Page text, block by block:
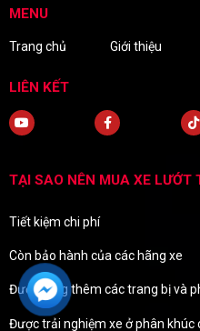
MENU
Trang chủ Giới thiệu
LIÊN KẾT
TẠI SAO NÊN MUA XE LƯỚT
Tiết kiệm chi phí
Còn bảo hành của các hãng xe
Được tặng thêm các trang bị và
Được trải nghiệm xe ở phân khúc